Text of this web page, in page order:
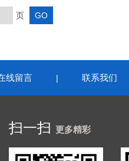
页
线留言 | 联系我们
扫一扫 更多精彩